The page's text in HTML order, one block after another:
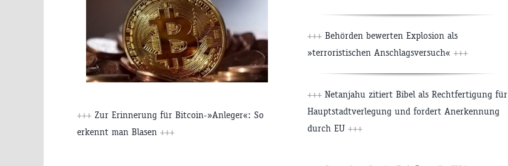
+++ Zur Erinnerung für Bitcoin-»Anleger«: So
erkennt man Blasen +++
+++ Behörden bewerten Explosion als
»terroristischen Anschlagsversuch« +++
+++ Netanjahu zitiert Bibel als Rechtfertigung für
Hauptstadtverlegung und fordert Anerkennung
durch EU +++